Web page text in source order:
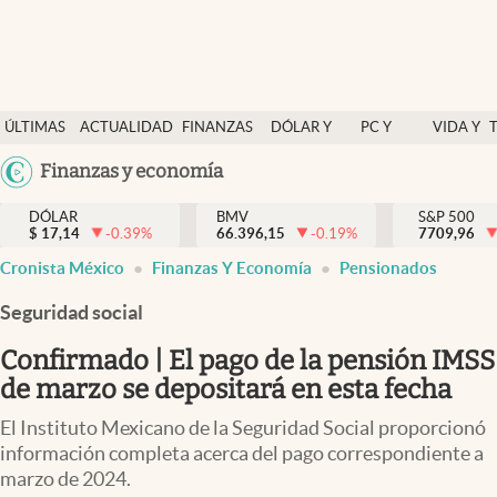
ÚLTIMAS
NOTICIAS
ACTUALIDAD
FINANZAS
DÓLAR Y
PC Y
VIDA Y
México
USA
Finanzas y economía
Actualidad
Finanzas y economía
Dólar y mercados
Pc y celular
Vida y estilo
DÓLAR
$ 17,14 -0.39%
BMV
66.396,15
-0.19%
S&P 500
7709,96
Cronista México Finanzas Y Economía Pensionados
Seguridad social
Confirmado | El pago de la pensión IMSS
de marzo se depositará en esta fecha
El Instituto Mexicano de la Seguridad Social proporcionó
información completa acerca del pago correspondiente a
marzo de 2024.